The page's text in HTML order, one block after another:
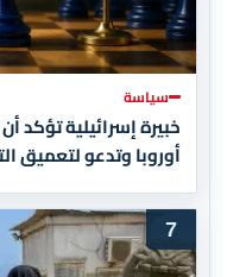
سياسة
خبيرة إسرائيلية تؤكد
أوروبا وتدعو لتعميق
7